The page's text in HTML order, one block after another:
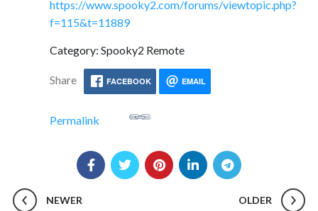
https://www.spooky2.com/forums/viewtopic.php?
f=115&t=11889
Category: Spooky2 Remote
Share FACEBOOK EMAIL
Permalink
NEWER OLDER